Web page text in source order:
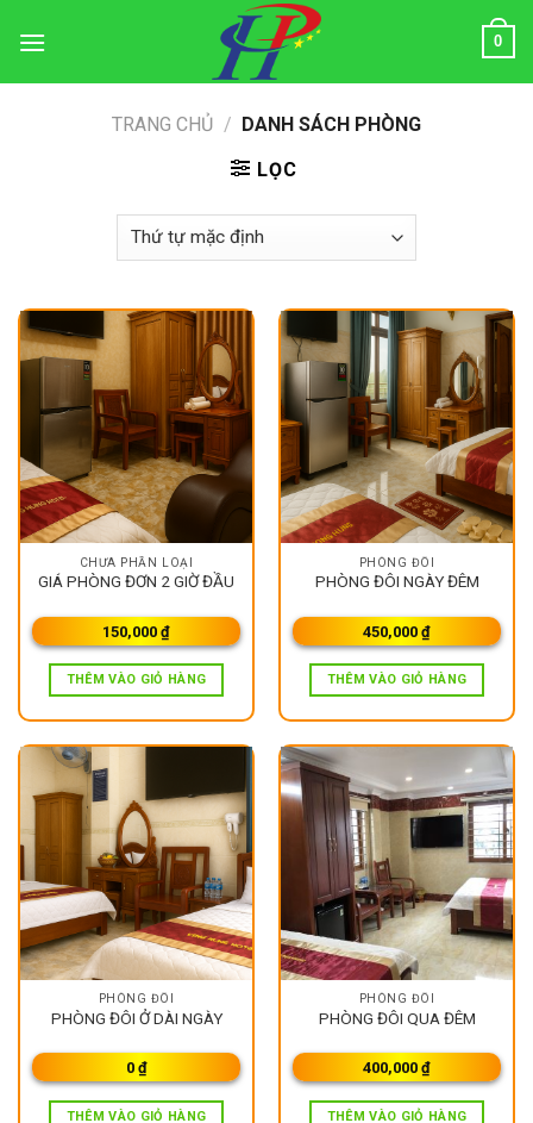
0
TRANG CHỦ / DANH SÁCH PHÒNG
LỌC
CHƯA PHẦN LOẠI
GIÁ PHÒNG ĐƠN 2 GIỜ ĐẦU
150,000 ₫
THÊM VÀO GIỎ HÀNG
PHÒNG ĐÔI
PHÒNG ĐÔI NGÀY ĐÊM
450,000 ₫
THÊM VÀO GIỎ HÀNG
PHÒNG ĐÔI
PHÒNG ĐÔI Ở DÀI NGÀY
0 ₫
THÊM VÀO GIỎ HÀNG
PHÒNG ĐÔI
PHÒNG ĐÔI QUA ĐÊM
400,000 ₫
THÊM VÀO GIỎ HÀNG